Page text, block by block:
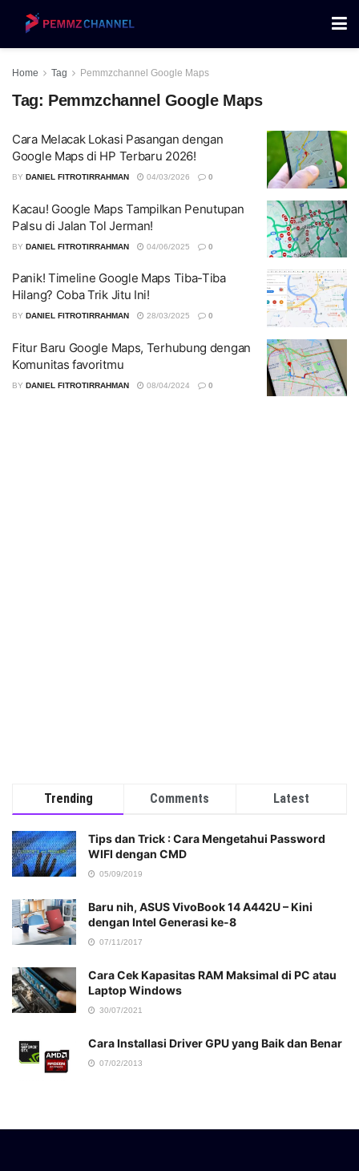
Home Tag Pemmzchannel Google Maps
Tag: Pemmzchannel Google Maps
Cara Melacak Lokasi Pasangan dengan
Google Maps di HP Terbaru 2026!
BY DANIEL FITROTIRRAHMAN 04/03/2026 0
Kacau! Google Maps Tampilkan Penutupan
Palsu di Jalan Tol Jerman!
BY DANIEL FITROTIRRAHMAN 04/06/2025 0
Panik! Timeline Google Maps Tiba-Tiba
Hilang? Coba Trik Jitu Ini!
BY DANIEL FITROTIRRAHMAN 28/03/2025 0
Fitur Baru Google Maps, Terhubung dengan
Komunitas favoritmu
BY DANIEL FITROTIRRAHMAN 08/04/2024 0
Trending Comments Latest
Tips dan Trick : Cara Mengetahui Password
WIFI dengan CMD
05/09/2019
Baru nih, ASUS VivoBook 14 A442U – Kini
dengan Intel Generasi ke-8
07/11/2017
Cara Cek Kapasitas RAM Maksimal di PC atau
Laptop Windows
30/07/2021
Cara Installasi Driver GPU yang Baik dan Benar
07/02/2013